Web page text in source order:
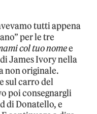
tutti appena
per le tre
col tuo nomee
James Ivory nella
non originale.
sul carro del
poi consegnargli
di Donatello, e